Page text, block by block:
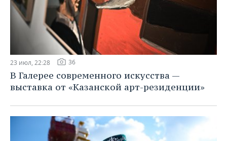
23 июл, 22:28 36
В Галерее современного искусства —
выставка от «Казанской арт-резиденции»